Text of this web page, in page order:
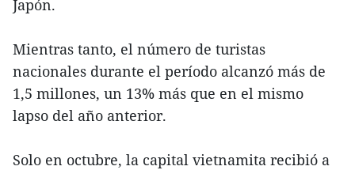
Japón.
Mientras tanto, el número de turistas
nacionales durante el período alcanzó más de
1,5 millones, un 13% más que en el mismo
lapso del año anterior.
Solo en octubre, la capital vietnamita recibió a